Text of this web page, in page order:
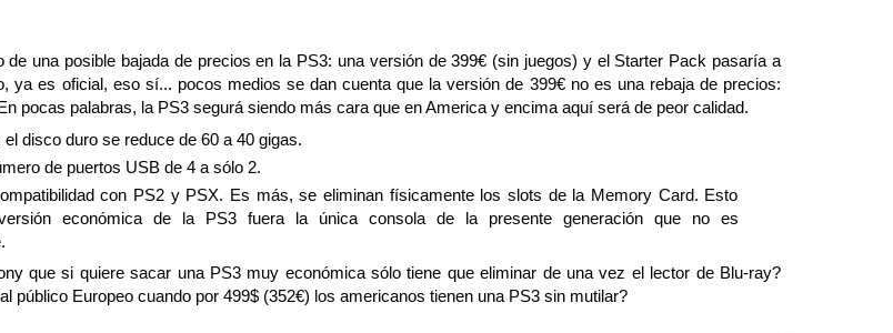
de una posible bajada de precios en la PS3: una versión de 399€ (sin juegos) y el Starter Pack pasaría a
ya es oficial, eso sí... pocos medios se dan cuenta que la versión de 399€ no es una rebaja de precios:
pocas palabras, la PS3 segurá siendo más cara que en America y encima aquí será de peor calidad.
el disco duro se reduce de 60 a 40 gigas.
de puertos USB de 4 a sólo 2.
con PS2 y PSX. Es más, se eliminan físicamente los slots de la Memory Card. Esto
económica de la PS3 fuera la única consola de la presente generación que no es
que si quiere sacar una PS3 muy económica sólo tiene que eliminar de una vez el lector de Blu-ray?
público Europeo cuando por 499$ (352€) los americanos tienen una PS3 sin mutilar?